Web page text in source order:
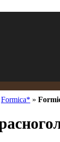
Formica* »